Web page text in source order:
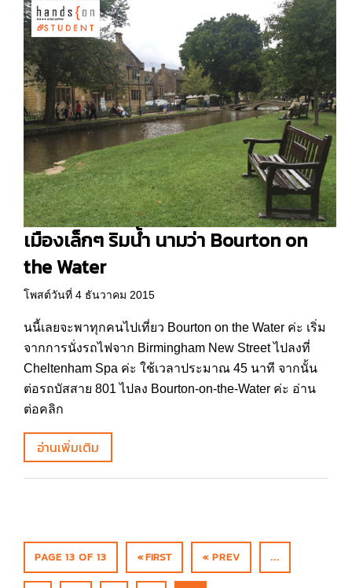
เมืองเล็กๆ ริมน้ำ นามว่า Bourton on
the Water
โพสต์วันที่ 4 ธันวาคม 2015
นนี้เลยจะพาทุกคนไปเที่ยว Bourton on the Water ค่ะ เริ่ม
จากการนั่งรถไฟจาก Birmingham New Street ไปลงที่
Cheltenham Spa ค่ะ ใช้เวลาประมาณ 45 นาที จากนั้น
ต่อรถบัสสาย 801 ไปลง Bourton-on-the-Water ค่ะ อ่าน
ต่อคลิก
อ่านเพิ่มเติม
PAGE 13 OF 13 « FIRST « PREV ...